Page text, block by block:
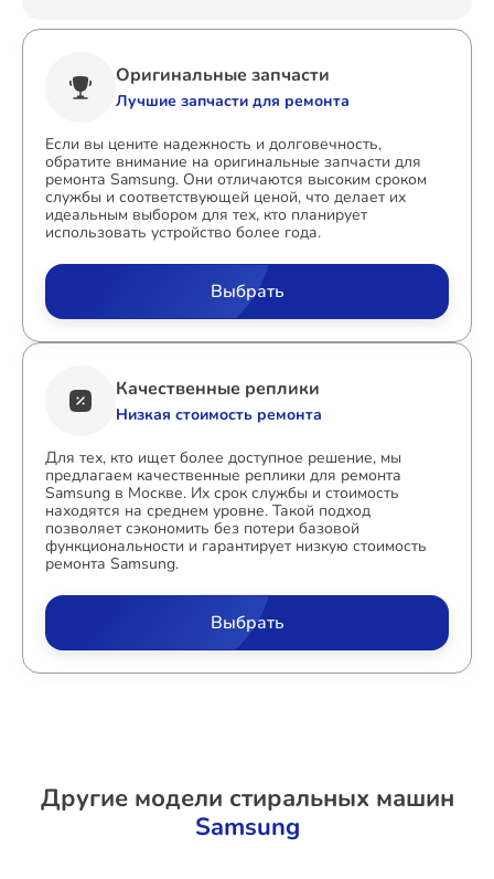
Оригинальные запчасти
Лучшие запчасти для ремонта
Если вы цените надежность и долговечность,
обратите внимание на оригинальные запчасти для
ремонта Samsung. Они отличаются высоким сроком
службы и соответствующей ценой, что делает их
идеальным выбором для тех, кто планирует
использовать устройство более года.
Выбрать
Качественные реплики
Низкая стоимость ремонта
Для тех, кто ищет более доступное решение, мы
предлагаем качественные реплики для ремонта
Samsung в Москве. Их срок службы и стоимость
находятся на среднем уровне. Такой подход
позволяет сэкономить без потери базовой
функциональности и гарантирует низкую стоимость
ремонта Samsung.
Выбрать
Другие модели стиральных машин
Samsung